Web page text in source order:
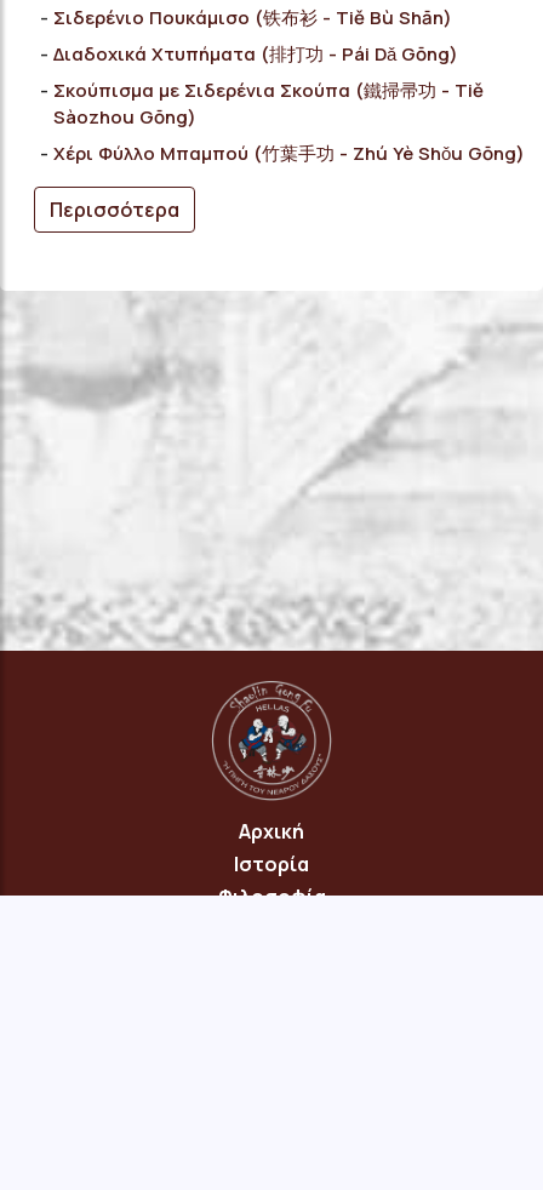
Σιδερένιο Πουκάμισο (铁布衫 - Tiě Bù Shān)
Διαδοχικά Χτυπήματα (排打功 - Pái Dǎ Gōng)
Σκούπισμα με Σιδερένια Σκούπα (鐵掃帚功 - Tiě
Sàozhou Gōng)
Χέρι Φύλλο Μπαμπού (竹葉手功 - Zhú Yè Shǒu Gōng)
Περισσότερα
Αρχική
Ιστορία
Φιλοσοφία